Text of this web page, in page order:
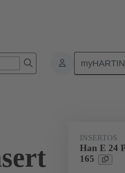
Aislantes monobloque
INSERTOS
Han E 24
165